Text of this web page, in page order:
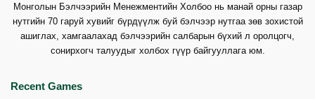
Монголын Бэлчээрийн Менежментийн Холбоо нь манай орны газар
нутгийн 70 гаруй хувийг бүрдүүлж буй бэлчээр нутгаа зөв зохистой
ашиглах, хамгаалахад бэлчээрийн салбарын бүхий л оролцогч,
сонирхогч талуудыг холбох гүүр байгууллага юм.
Recent Games